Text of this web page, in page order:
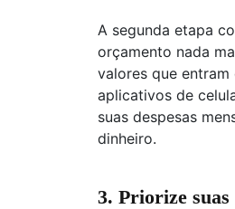
A segunda etapa
orçamento nada
valores que
aplicativos de
suas despesas
dinheiro.
3. Priorize suas